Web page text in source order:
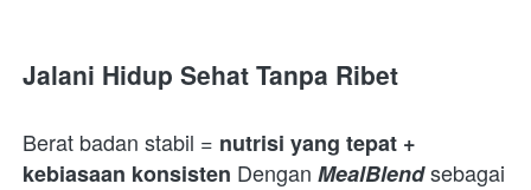
Jalani Hidup Sehat Tanpa Ribet
Berat badan stabil = nutrisi yang tepat +
kebiasaan konsisten Dengan MealBlend sebagai